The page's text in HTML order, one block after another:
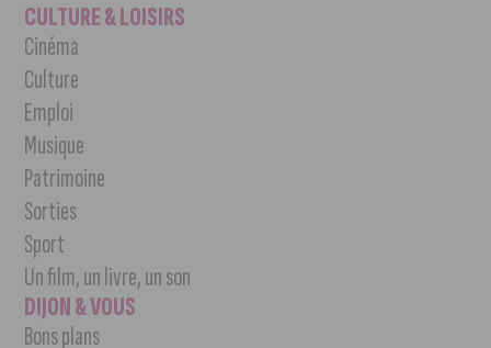
CULTURE & LOISIRS
Cinéma
Culture
Emploi
Musique
Patrimoine
Sorties
Sport
Un film, un livre, un son
DIJON & VOUS
Bons plans